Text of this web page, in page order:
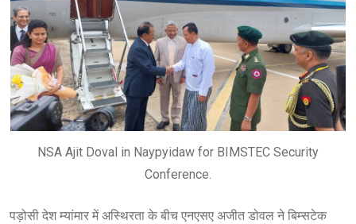
NSA Ajit Doval in Naypyidaw for BIMSTEC Security
Conference.
पड़ोसी देश म्यांमार में अस्थिरता के बीच एनएसए अजीत डोवल ने बिम्सटेक